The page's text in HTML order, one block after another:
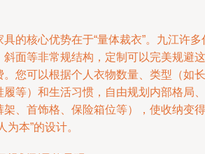
的核心优势在于“量体裁衣”。九江许多
面等非常规结构，定制可以完美规避这
您可以根据个人衣物数量、类型（如长
等）和生活习惯，自由规划内部格局、
、首饰格、保险箱位等），使收纳变得
本”的设计。